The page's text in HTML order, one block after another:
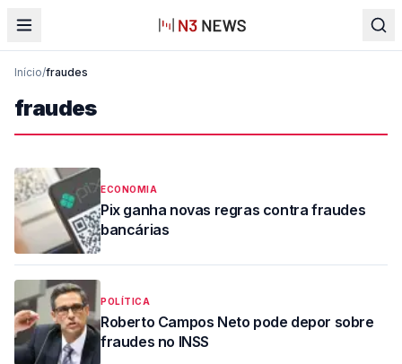
Início/fraudes
fraudes
ECONOMIA
Pix ganha novas regras contra fraudes
bancárias
POLÍTICA
Roberto Campos Neto pode depor sobre
fraudes no INSS